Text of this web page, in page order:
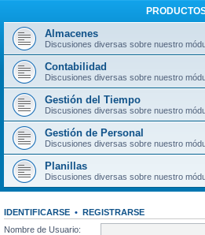
Almacenes
Discusiones diversas sobre nuestro
Contabilidad
Discusiones diversas sobre nuestro
Gestión del Tiempo
Discusiones diversas sobre nuestro
Gestión de Personal
Discusiones diversas sobre nuestro
Planillas
Discusiones diversas sobre nuestro
IDENTIFICARSE • REGISTRARSE
Nombre de Usuario: